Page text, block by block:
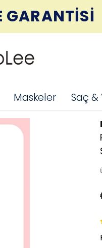
GARANTİSİ
Maskeler Saç &